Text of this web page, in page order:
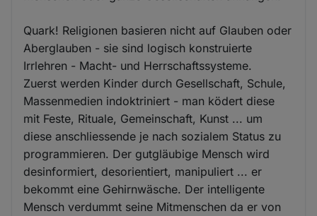
Quark! Religionen basieren nicht auf Glauben oder
Aberglauben - sie sind logisch konstruierte
Irrlehren - Macht- und Herrschaftssysteme.
Zuerst werden Kinder durch Gesellschaft, Schule,
Massenmedien indoktriniert - man ködert diese
mit Feste, Rituale, Gemeinschaft, Kunst ... um
diese anschliessende je nach sozialem Status zu
programmieren. Der gutgläubige Mensch wird
desinformiert, desorientiert, manipuliert ... er
bekommt eine Gehirnwäsche. Der intelligente
Mensch verdummt seine Mitmenschen da er von